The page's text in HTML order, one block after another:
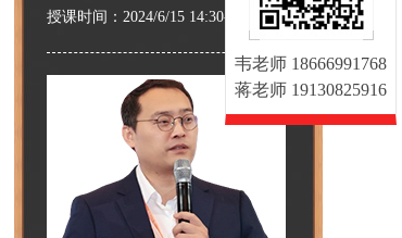
授课时间： 2024/6/15 14:30-17:00
韦老师 18666991768
蒋老师 19130825916